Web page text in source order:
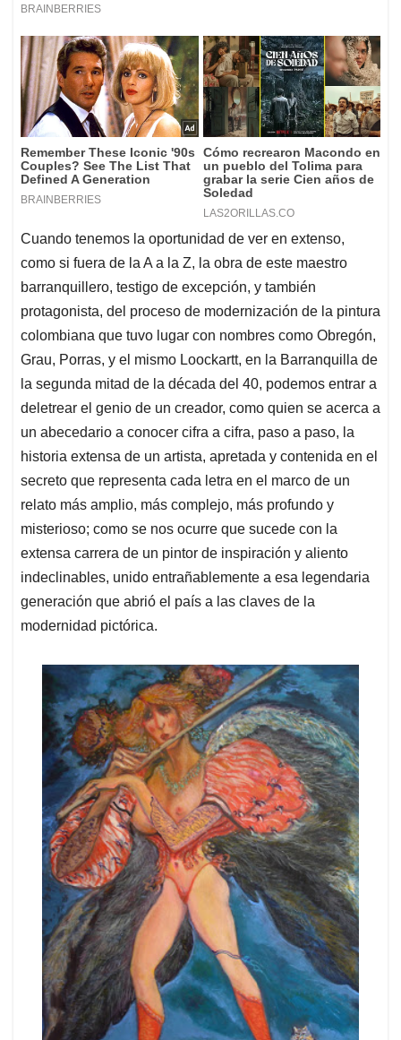
Cuando tenemos la oportunidad de ver en extenso,
como si fuera de la A a la Z, la obra de este maestro
barranquillero, testigo de excepción, y también
protagonista, del proceso de modernización de la pintura
colombiana que tuvo lugar con nombres como Obregón,
Grau, Porras, y el mismo Loockartt, en la Barranquilla de
la segunda mitad de la década del 40, podemos entrar a
deletrear el genio de un creador, como quien se acerca a
un abecedario a conocer cifra a cifra, paso a paso, la
historia extensa de un artista, apretada y contenida en el
secreto que representa cada letra en el marco de un
relato más amplio, más complejo, más profundo y
misterioso; como se nos ocurre que sucede con la
extensa carrera de un pintor de inspiración y aliento
indeclinables, unido entrañablemente a esa legendaria
generación que abrió el país a las claves de la
modernidad pictórica.